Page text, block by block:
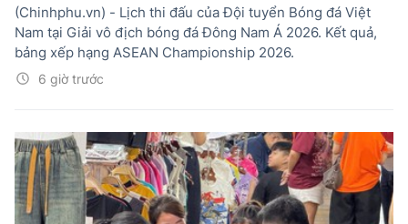
6 giờ trước
(Chinhphu.vn) - Lịch thi đấu của Đội tuyển Bóng đá Việt
Nam tại Giải vô địch bóng đá Đông Nam Á 2026. Kết quả,
bảng xếp hạng ASEAN Championship 2026.